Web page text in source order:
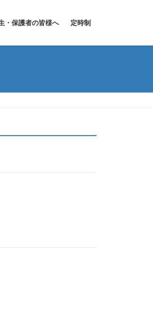
・保護者の皆様へ 定時制